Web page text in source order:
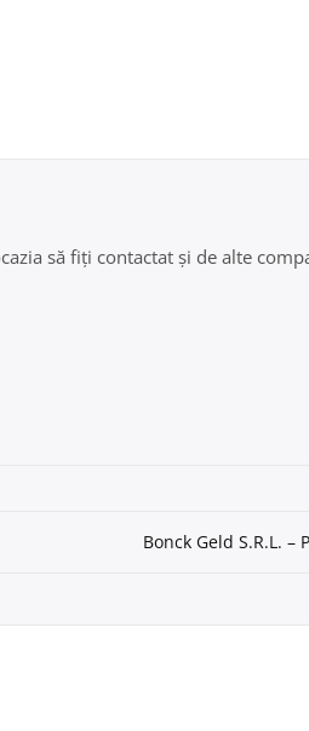
să fiți contactat și de alte
Bonck Geld S.R.L.